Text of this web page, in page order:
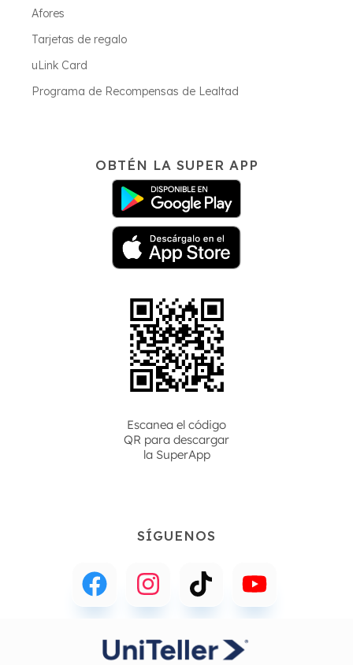
Afores
Tarjetas de regalo
uLink Card
Programa de Recompensas de Lealtad
OBTÉN LA SUPER APP
Escanea el código
QR para descargar
la SuperApp
SÍGUENOS